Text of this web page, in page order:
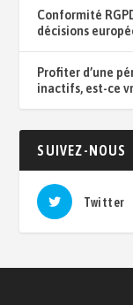
Conformité
décisions
Profiter d’une
inactifs, est-ce
SUIVEZ-NOUS
Twitter